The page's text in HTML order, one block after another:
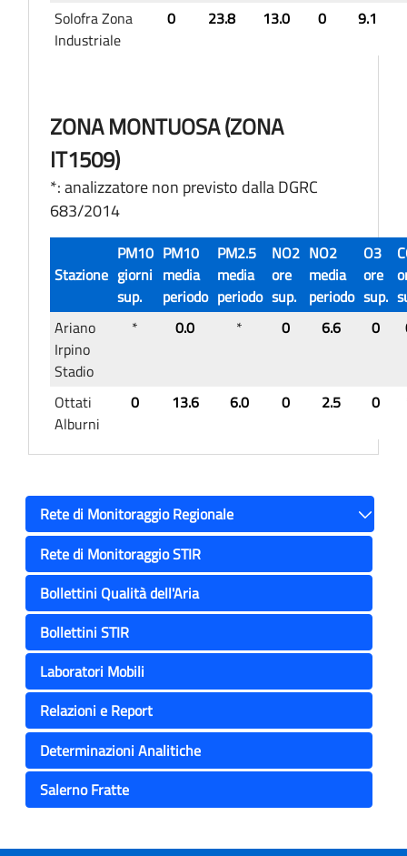
Solofra Zona
Industriale
0 23.8 13.0 0 9.1
ZONA MONTUOSA (ZONA
IT1509)
*: analizzatore non previsto dalla DGRC
683/2014
Stazione
PM10
giorni
sup.
PM10
media
periodo
PM2.5
media
periodo
NO2
ore
sup.
NO2
media
periodo
O3
ore
sup.
Ariano
Irpino
Stadio
* 0.0 * 0 6.6 0
Ottati
Alburni
0 13.6 6.0 0 2.5 0
Rete di Monitoraggio Regionale
Toggle
Rete di Monitoraggio STIR
Bollettini Qualità dell'Aria
Bollettini STIR
Laboratori Mobili
Relazioni e Report
Determinazioni Analitiche
Salerno Fratte